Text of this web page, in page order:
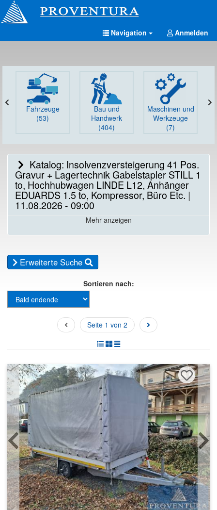
Navigation Anmelden
Fahrzeuge
(53)
Bau und
Handwerk
(404)
Maschinen und
Werkzeuge
(7)
Katalog: Insolvenzversteigerung 41 Pos.
Gravur + Lagertechnik Gabelstapler STILL 1
to, Hochhubwagen LINDE L12, Anhänger
EDUARDS 1.5 to, Kompressor, Büro Etc. |
11.08.2026 - 09:00
Mehr anzeigen
Erweiterte Suche
Sortieren nach:
Seite 1 von 2